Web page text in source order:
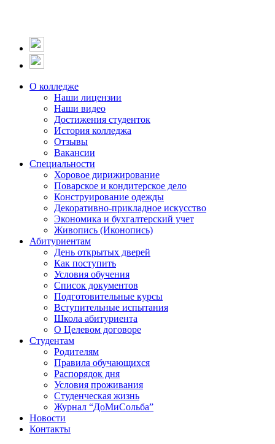
О колледже
Наши лицензии
Наши видео
Достижения студенток
История колледжа
Отзывы
Вакансии
Специальности
Хоровое дирижирование
Поварское и кондитерское дело
Конструирование одежды
Декоративно-прикладное искусство
Экономика и бухгалтерский учет​
Живопись (Иконопись)
Абитуриентам
День открытых дверей
Как поступить
Условия обучения
Список документов
Подготовительные курсы
Вступительные испытания
Школа абитуриента
О Целевом договоре
Студентам
Родителям
Правила обучающихся
Распорядок дня
Условия проживания
Студенческая жизнь
Журнал “ДоМиСольба”
Новости
Контакты